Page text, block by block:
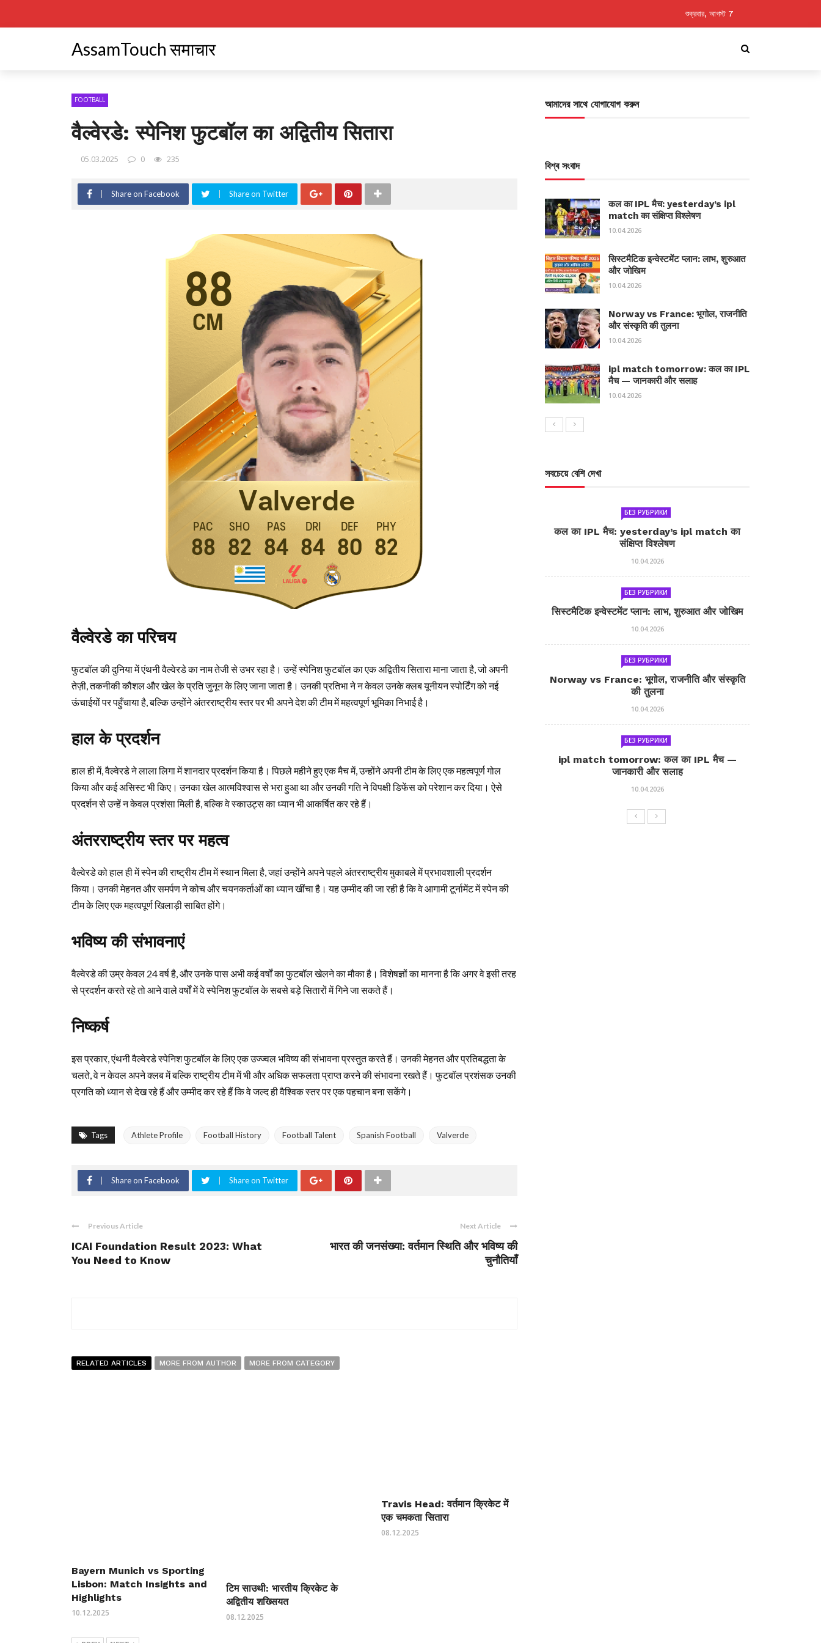
শুক্রবার, আগস্ট 7
AssamTouch समाचार
FOOTBALL
वैल्वेरडे: स्पेनिश फुटबॉल का अद्वितीय सितारा
05.03.2025 0 235
Share on Facebook Share on Twitter
वैल्वेरडे का परिचय
फुटबॉल की दुनिया में एंथनी वैल्वेरडे का नाम तेजी से उभर रहा है। उन्हें स्पेनिश फुटबॉल का एक अद्वितीय सितारा माना जाता है, जो अपनी
तेज़ी, तकनीकी कौशल और खेल के प्रति जुनून के लिए जाना जाता है। उनकी प्रतिभा ने न केवल उनके क्लब यूनीयन स्पोर्टिंग को नई
ऊंचाईयों पर पहुँचाया है, बल्कि उन्होंने अंतरराष्ट्रीय स्तर पर भी अपने देश की टीम में महत्वपूर्ण भूमिका निभाई है।
हाल के प्रदर्शन
हाल ही में, वैल्वेरडे ने लाला लिगा में शानदार प्रदर्शन किया है। पिछले महीने हुए एक मैच में, उन्होंने अपनी टीम के लिए एक महत्वपूर्ण गोल
किया और कई असिस्ट भी किए। उनका खेल आत्मविश्वास से भरा हुआ था और उनकी गति ने विपक्षी डिफेंस को परेशान कर दिया। ऐसे
प्रदर्शन से उन्हें न केवल प्रशंसा मिली है, बल्कि वे स्काउट्स का ध्यान भी आकर्षित कर रहे हैं।
अंतरराष्ट्रीय स्तर पर महत्व
वैल्वेरडे को हाल ही में स्पेन की राष्ट्रीय टीम में स्थान मिला है, जहां उन्होंने अपने पहले अंतरराष्ट्रीय मुकाबले में प्रभावशाली प्रदर्शन
किया। उनकी मेहनत और समर्पण ने कोच और चयनकर्ताओं का ध्यान खींचा है। यह उम्मीद की जा रही है कि वे आगामी टूर्नामेंट में स्पेन की
टीम के लिए एक महत्वपूर्ण खिलाड़ी साबित होंगे।
भविष्य की संभावनाएं
वैल्वेरडे की उम्र केवल 24 वर्ष है, और उनके पास अभी कई वर्षों का फुटबॉल खेलने का मौका है। विशेषज्ञों का मानना है कि अगर वे इसी तरह
से प्रदर्शन करते रहे तो आने वाले वर्षों में वे स्पेनिश फुटबॉल के सबसे बड़े सितारों में गिने जा सकते हैं।
निष्कर्ष
इस प्रकार, एंथनी वैल्वेरडे स्पेनिश फुटबॉल के लिए एक उज्ज्वल भविष्य की संभावना प्रस्तुत करते हैं। उनकी मेहनत और प्रतिबद्धता के
चलते, वे न केवल अपने क्लब में बल्कि राष्ट्रीय टीम में भी और अधिक सफलता प्राप्त करने की संभावना रखते हैं। फुटबॉल प्रशंसक उनकी
प्रगति को ध्यान से देख रहे हैं और उम्मीद कर रहे हैं कि वे जल्द ही वैश्विक स्तर पर एक पहचान बना सकेंगे।
Tags Athlete Profile Football History Football Talent Spanish Football Valverde
Share on Facebook Share on Twitter
Previous Article
ICAI Foundation Result 2023: What
You Need to Know
Next Article
भारत की जनसंख्या: वर्तमान स्थिति और भविष्य की
चुनौतियाँ
RELATED ARTICLES MORE FROM AUTHOR MORE FROM CATEGORY
Bayern Munich vs Sporting
Lisbon: Match Insights and
Highlights
10.12.2025
टिम साउथी: भारतीय क्रिकेट के
अद्वितीय शख्सियत
08.12.2025
Travis Head: वर्तमान क्रिकेट में
एक चमकता सितारा
08.12.2025
আমাদের সাথে যোগাযোগ করুন
বিশ্ব সংবাদ
कल का IPL मैच: yesterday’s ipl
match का संक्षिप्त विश्लेषण
10.04.2026
सिस्टमैटिक इन्वेस्टमेंट प्लान: लाभ, शुरुआत
और जोखिम
10.04.2026
Norway vs France: भूगोल, राजनीति
और संस्कृति की तुलना
10.04.2026
ipl match tomorrow: कल का IPL
मैच — जानकारी और सलाह
10.04.2026
সবচেয়ে বেশি দেখা
БЕЗ РУБРИКИ
कल का IPL मैच: yesterday’s ipl match का
संक्षिप्त विश्लेषण
10.04.2026
БЕЗ РУБРИКИ
सिस्टमैटिक इन्वेस्टमेंट प्लान: लाभ, शुरुआत और जोखिम
10.04.2026
БЕЗ РУБРИКИ
Norway vs France: भूगोल, राजनीति और संस्कृति
की तुलना
10.04.2026
БЕЗ РУБРИКИ
ipl match tomorrow: कल का IPL मैच —
जानकारी और सलाह
10.04.2026